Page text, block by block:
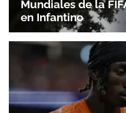
Mundiales de la
en Infantino